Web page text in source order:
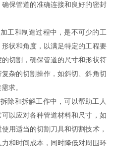
保管道的准确连接和良好的密封
和制造过程中，是不可少的工
状和角度，以满足特定的工程要
切割，确保管道的尺寸和形状符
杂的切割操作，如斜切、斜角切
求。
和拆解工作中，可以帮助工人
以应对各种管道材料和尺寸，如
用适当的切割刀具和切割技术，
和时间成本，同时降低对周围环